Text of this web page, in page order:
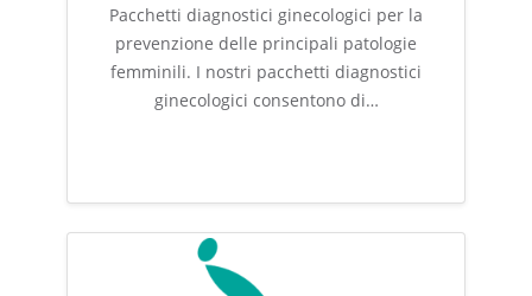
Pacchetti diagnostici ginecologici per la
prevenzione delle principali patologie
femminili. I nostri pacchetti diagnostici
ginecologici consentono di…